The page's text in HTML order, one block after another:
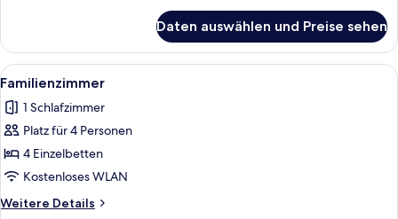
Daten auswählen und Preise sehen
Alle
Fotos
für
Familienzimmer
anzeigen
Ein Hotelzimmer mit zwei Betten,
4
Familienzimmer
1 Schlafzimmer
Platz für 4 Personen
4 Einzelbetten
Kostenloses WLAN
Weitere Details
Weitere